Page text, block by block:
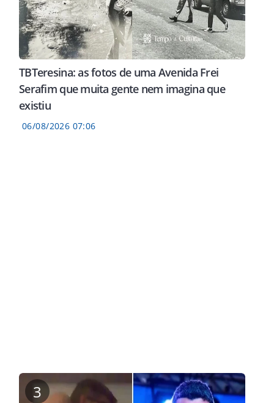
TBTeresina: as fotos de uma Avenida Frei
Serafim que muita gente nem imagina que
existiu
06/08/2026 07:06
3